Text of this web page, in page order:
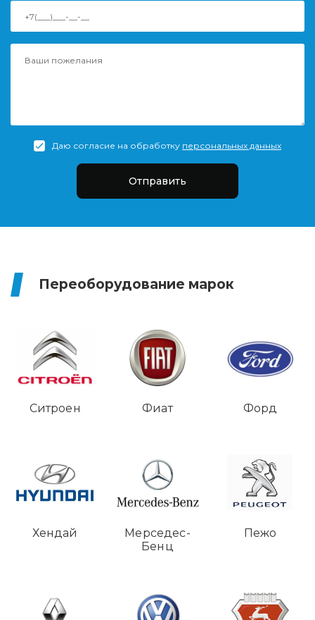
Даю согласие на обработку персональных данных
Отправить
Переоборудование марок
Ситроен Фиат Форд
Хендай
Мерседес-
Бенц
Пежо